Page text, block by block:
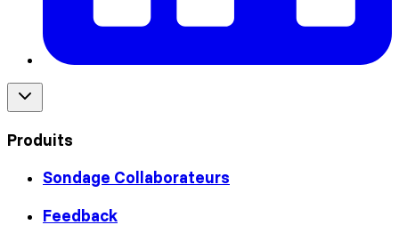
Produits
Sondage Collaborateurs
Feedback